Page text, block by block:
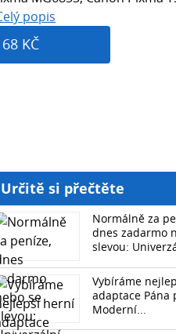
popis
KČ
Určitě si přečtěte
Normálně za
dnes zadarmo
slevou:
Vybíráme
adaptace Pána
Moderní...